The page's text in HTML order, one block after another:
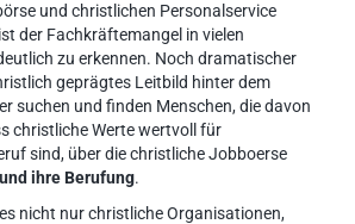
und christlichen Personalservice
der Fachkräftemangel in vielen
zu erkennen. Noch dramatischer
geprägtes Leitbild hinter dem
suchen und finden Menschen, die davon
christliche Werte wertvoll für
sind, über die christliche Jobboerse
ihre Berufung.
nicht nur christliche Organisationen,